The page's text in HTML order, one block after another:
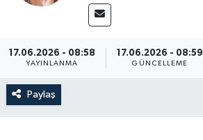
17.06.2026 - 08:58
YAYINLANMA
17.06.2026 - 08:59
GÜNCELLEME
Paylaş
Spor
Turizm
Tüm Manşetler
Son Dakika Haberleri
Haber Arşivi